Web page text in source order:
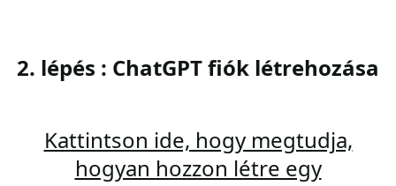
2. lépés : ChatGPT fiók létrehozása
Kattintson ide, hogy megtudja,
hogyan hozzon létre egy